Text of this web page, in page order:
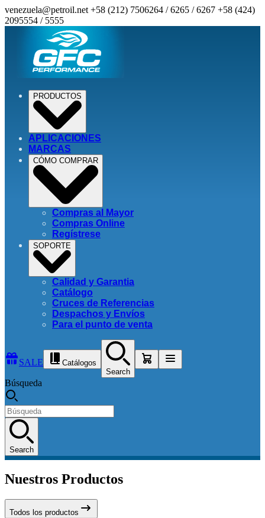
venezuela@petroil.net +58 (212) 7506264 / 6265 / 6267 +58 (424)
2095554 / 5555
PRODUCTOS
APLICACIONES
MARCAS
CÓMO COMPRAR
Compras al Mayor
Compras Online
Regístrese
SOPORTE
Calidad y Garantia
Catálogo
Cruces de Referencias
Despachos y Envíos
Para el punto de venta
SALE
Catálogos
Search
Búsqueda
Search
Nuestros Productos
Todos los productos